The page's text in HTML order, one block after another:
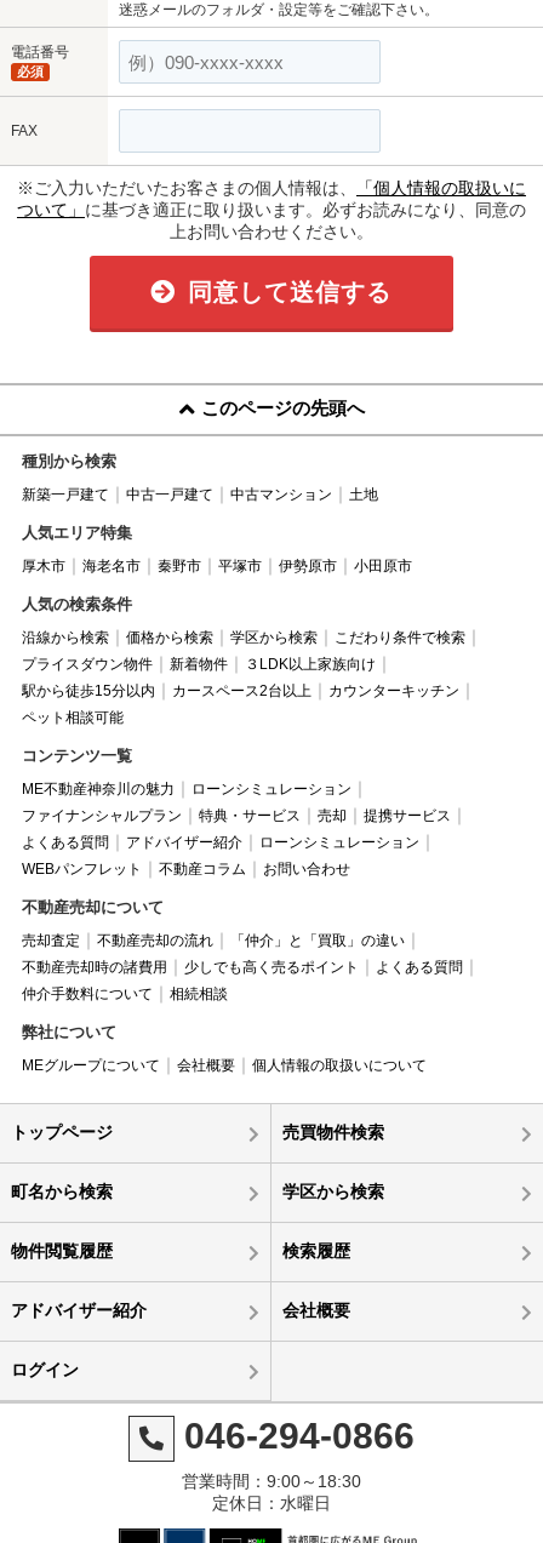
迷惑メールのフォルダ・設定等をご確認下さい。
電話番号
必須
FAX
※ご入力いただいたお客さまの個人情報は、
「個人情報の取扱いに
ついて」 に基づき適正に取り扱います。必ずお読みになり、同意の
上お問い合わせください。
同意して送信する
このページの先頭へ
種別から検索
新築一戸建て 中古一戸建て 中古マンション 土地
人気エリア特集
厚木市 海老名市 秦野市 平塚市 伊勢原市 小田原市
人気の検索条件
沿線から検索 価格から検索 学区から検索
こだわり条件で検索
プライスダウン物件
新着物件
３LDK以上家族向け
駅から徒歩15分以内
カースペース2台以上
カウンターキッチン
ペット相談可能
コンテンツ一覧
ME不動産神奈川の魅力
ローンシミュレーション
ファイナンシャルプラン
特典・サービス 売却
提携サービス
よくある質問
アドバイザー紹介
ローンシミュレーション
WEBパンフレット
不動産コラム お問い合わせ
不動産売却について
売却査定 不動産売却の流れ
「仲介」と「買取」の違い
不動産売却時の諸費用
少しでも高く売るポイント
よくある質問
仲介手数料について
相続相談
弊社について
MEグループについて 会社概要 個人情報の取扱いについて
トップページ 売買物件検索
町名から検索 学区から検索
物件閲覧履歴 検索履歴
アドバイザー紹介 会社概要
ログイン
046-294-0866
営業時間：9:00～18:30
定休日：水曜日